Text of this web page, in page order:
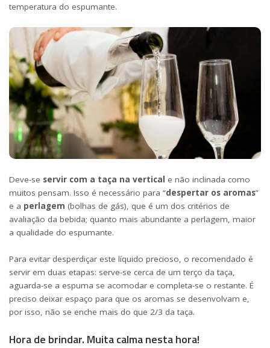
temperatura do espumante.
Deve-se servir com a taça na vertical e não inclinada como
muitos pensam. Isso é necessário para “despertar os aromas”
e a perlagem (bolhas de gás), que é um dos critérios de
avaliação da bebida; quanto mais abundante a perlagem, maior
a qualidade do espumante.
Para evitar desperdiçar este líquido precioso, o recomendado é
servir em duas etapas: serve-se cerca de um terço da taça,
aguarda-se a espuma se acomodar e completa-se o restante. É
preciso deixar espaço para que os aromas se desenvolvam e,
por isso, não se enche mais do que 2/3 da taça.
Hora de brindar. Muita calma nesta hora!